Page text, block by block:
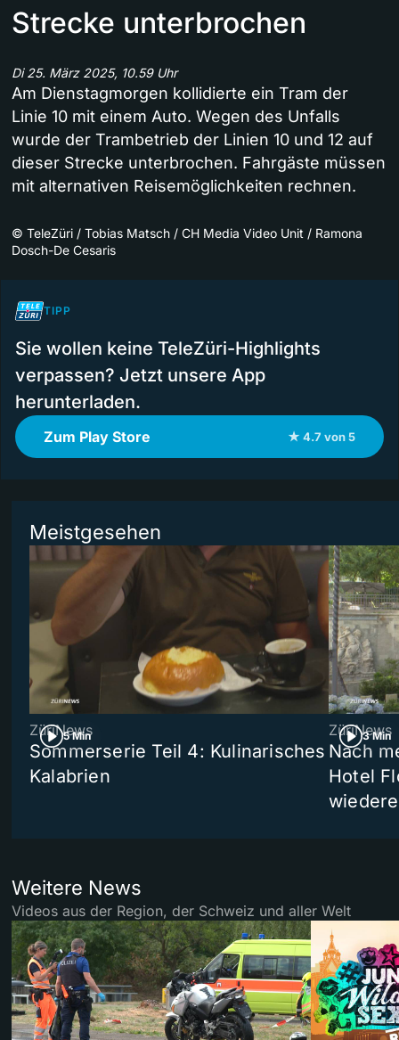
Strecke unterbrochen
Di 25. März 2025, 10.59 Uhr
Am Dienstagmorgen kollidierte ein Tram der
Linie 10 mit einem Auto. Wegen des Unfalls
wurde der Trambetrieb der Linien 10 und 12 auf
dieser Strecke unterbrochen. Fahrgäste müssen
mit alternativen Reisemöglichkeiten rechnen.
© TeleZüri / Tobias Matsch / CH Media Video Unit / Ramona
Dosch-De Cesaris
TIPP
Sie wollen keine TeleZüri-Highlights
verpassen? Jetzt unsere App
herunterladen.
Zum Play Store ★ 4.7 von 5
Meistgesehen
5 Min
ZüriNews
Sommerserie Teil 4: Kulinarisches
Kalabrien
3 Min
ZüriNews
Nach
Hotel
Weitere News
Videos aus der Region, der Schweiz und aller Welt